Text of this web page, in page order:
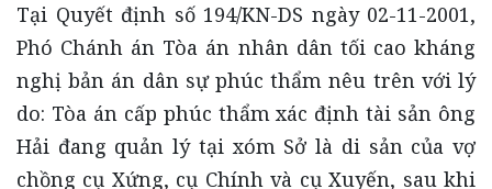
Tại Quyết định số 194/KN-DS ngày 02-11-2001,
Phó Chánh án Tòa án nhân dân tối cao kháng
nghị bản án dân sự phúc thẩm nêu trên với lý
do: Tòa án cấp phúc thẩm xác định tài sản ông
Hải đang quản lý tại xóm Sở là di sản của vợ
chồng cụ Xứng, cụ Chính và cụ Xuyến, sau khi